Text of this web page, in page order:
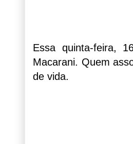
Essa quinta-feira,
Macarani. Quem
de vida.